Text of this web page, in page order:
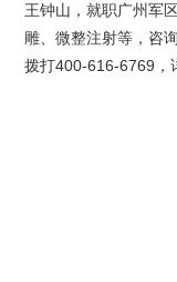
王钟山，就职广州军
雕、微整注射等，咨
拨打400-616-6769，